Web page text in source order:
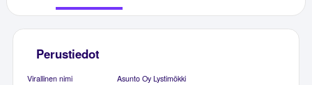
Perustiedot
Virallinen nimi
Asunto Oy Lystimökki